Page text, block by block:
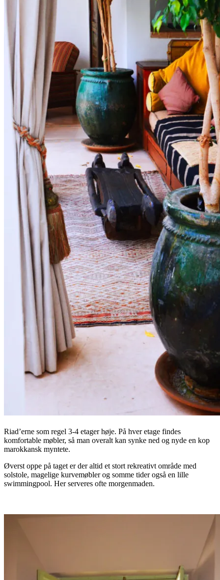
Riad’erne som regel 3-4 etager høje. På hver etage findes
komfortable møbler, så man overalt kan synke ned og nyde en kop
marokkansk myntete.
Øverst oppe på taget er der altid et stort rekreativt område med
solstole, magelige kurvemøbler og somme tider også en lille
swimmingpool. Her serveres ofte morgenmaden.